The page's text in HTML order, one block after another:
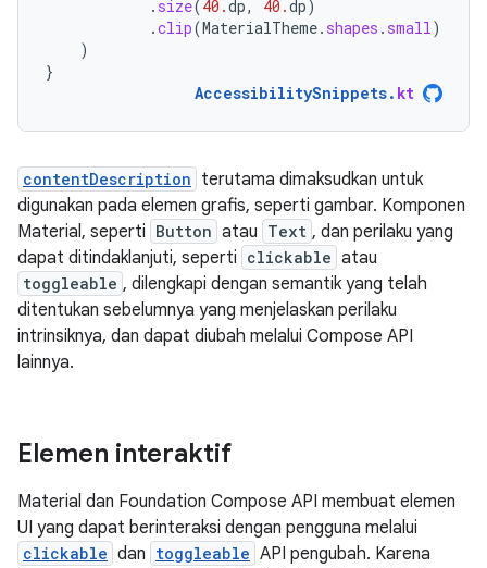
. size( 40.dp, 40.dp )
.clip(MaterialTheme. shapes . small)
)
}
AccessibilitySnippets. kt
contentDescription terutama dimaksudkan untuk
digunakan pada elemen grafis, seperti gambar. Komponen
Material, seperti Button atau Text , dan perilaku yang
dapat ditindaklanjuti, seperti clickable atau
toggleable , dilengkapi dengan semantik yang telah
ditentukan sebelumnya yang menjelaskan perilaku
intrinsiknya, dan dapat diubah melalui Compose API
lainnya.
Elemen interaktif
Material dan Foundation Compose API membuat elemen
UI yang dapat berinteraksi dengan pengguna melalui
clickable dan toggleable API pengubah. Karena